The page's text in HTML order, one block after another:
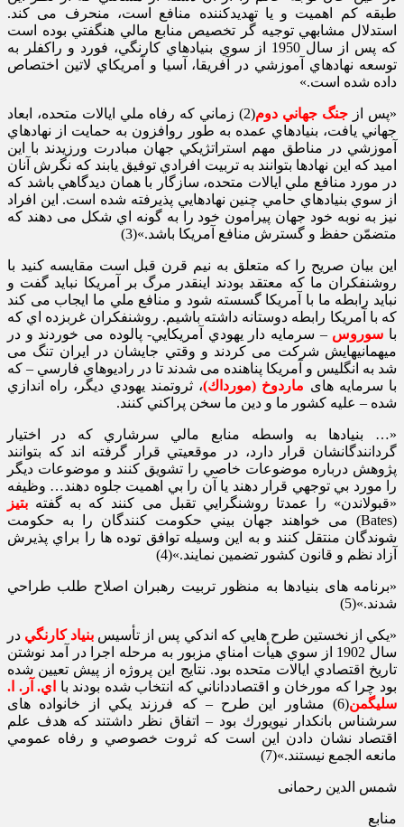
طبقه كم اهميت و يا تهديدكننده منافع است، منحرف می كند.
استدلال مشابهي توجيه گر تخصيص منابع مالي هنگفتي بوده است
كه پس از سال 1950 از سوي بنيادهاي كارنگي، فورد و راكفلر به
توسعه نهادهاي آموزشي در آفريقا، آسيا و آمريكاي لاتين اختصاص
داده شده است.»
«پس از جنگ جهاني دوم
(2) زماني كه رفاه ملي ايالات متحده، ابعاد
جهاني يافت، بنيادهاي عمده به طور روافزون به حمايت از نهادهاي
آموزشي در مناطق مهم استراتژيكي جهان مبادرت ورزيدند با اين
اميد كه اين نهادها بتوانند به تربيت افرادي توفيق يابند كه نگرش آنان
در مورد منافع ملي ايالات متحده، سازگار با همان ديدگاهي باشد كه
از سوي بنيادهاي حامي چنين نهادهايي پذيرفته شده است. اين افراد
نيز به نوبه خود جهان پيرامون خود را به گونه اي شكل می دهند كه
متضمّن حفظ و گسترش منافع آمريكا باشد.»(3)
اين بيان صريح را كه متعلق به نيم قرن قبل است مقايسه كنيد با
روشنفكران ما كه معتقد بودند اينقدر مرگ بر آمريكا نبايد گفت و
نبايد رابطه ما با آمريكا گسسته شود و منافع ملي ما ايجاب می كند
كه با آمريكا رابطه دوستانه داشته باشيم. روشنفكران غربزده اي كه
با سوروس – سرمايه دار يهودي آمريكايي- پالوده می خوردند و در
ميهمانيهايش شركت می كردند و وقتي جايشان در ايران تنگ می
شد به انگليس و آمريكا پناهنده می شدند تا در راديوهاي فارسي – كه
با سرمايه های ماردوخ (مورداك)، ثروتمند يهودي ديگر، راه اندازي
شده – عليه كشور ما و دين ما سخن پراكني كنند.
«… بنيادها به واسطه منابع مالي سرشاري كه در اختيار
گردانندگانشان قرار دارد، در موقعيتي قرار گرفته اند كه بتوانند
پژوهش درباره موضوعات خاصي را تشويق كنند و موضوعات ديگر
را مورد بي توجهي قرار دهند يا آن را بي اهميت جلوه دهند… وظيفه
«قبولاندن» را عمدتا روشنگرايي تقبل می كنند كه به گفته بتيز
(Bates) می خواهند جهان بيني حكومت كنندگان را به حكومت
شوندگان منتقل كنند و به اين وسيله توافق توده ها را براي پذيرش
آزاد نظم و قانون كشور تضمين نمايند.»(4)
«برنامه های بنيادها به منظور تربيت رهبران اصلاح طلب طراحي
شدند.»(5)
«يكي از نخستين طرح هايي كه اندكي پس از تأسيس بنياد كارنگي در
سال 1902 از سوي هيأت امناي مزبور به مرحله اجرا در آمد نوشتن
تاريخ اقتصادي ايالات متحده بود. نتايج اين پروژه از پيش تعيين شده
بود چرا كه مورخان و اقتصادداناني كه انتخاب شده بودند با
اي. آر. ا.
سليگمن
(6) مشاور اين طرح – كه فرزند يكي از خانواده های
سرشناس بانكدار نيويورك بود – اتفاق نظر داشتند كه هدف علم
اقتصاد نشان دادن اين است كه ثروت خصوصي و رفاه عمومي
مانعه الجمع نيستند.»(7)
شمس الدین رحمانی
منابع